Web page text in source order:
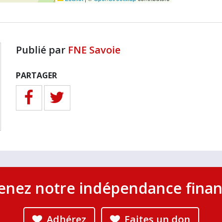
Publié par FNE Savoie
PARTAGER
notre indépendance
Adhérez Faites un don